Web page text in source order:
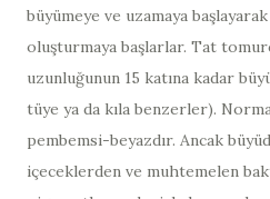
büyümeye ve uzamaya
oluşturmaya başlarlar. Tat
uzunluğunun 15 katına kadar
tüye ya da kıla benzerler).
pembemsi-beyazdır. Ancak
içeceklerden ve muhtemelen